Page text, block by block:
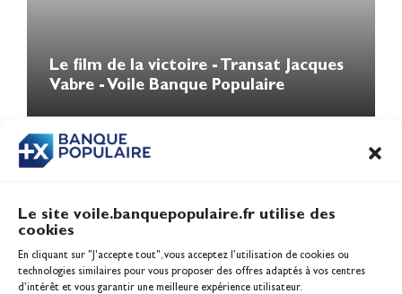
Le site voile.banquepopulaire.fr utilise des
cookies
En cliquant sur "J'accepte tout", vous acceptez l’utilisation de cookies ou
technologies similaires pour vous proposer des offres adaptés à vos centres
d’intérêt et vous garantir une meilleure expérience utilisateur.
Le film de la victoire - Transat Jacques
Vabre - Voile Banque Populaire
1 … 12
Inscription serveur média
Contact